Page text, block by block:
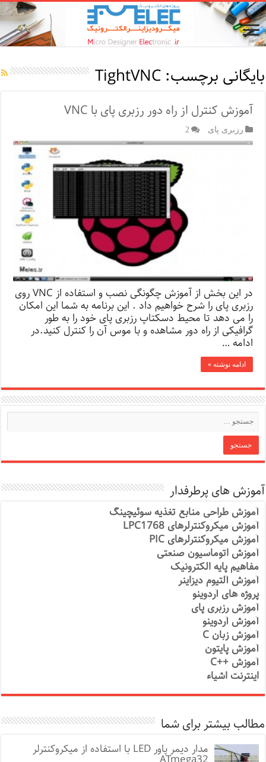
بایگانی برچسب:TightVNC
آموزش کنترل از راه دور رزبری پای با VNC
رزبری پای 2
در این بخش از آموزش چگونگی نصب و استفاده از VNC روی
رزبری پای را شرح خواهیم داد . این برنامه به شما این امکان
را می دهد تا محیط دسکتاپ رزبری پای خود را به طور
گرافیکی از راه دور مشاهده و با موس آن را کنترل کنید.در
ادامه …
ادامه نوشته »
آموزش های پرطرفدار
آموزش طراحی منابع تغذیه سوئیچینگ
آموزش میکروکنترلرهای LPC1768
آموزش میکروکنترلرهای PIC
آموزش اتوماسیون صنعتی
مفاهیم پایه الکترونیک
آموزش آلتیوم دیزاینر
پروژه های آردوینو
آموزش رزبری پای
آموزش آردوینو
آموزش زبان C
آموزش پایتون
آموزش ++C
اینترنت اشیاء
مطالب بیشتر برای شما
مدار دیمر پاور LED با استفاده از میکروکنترلر